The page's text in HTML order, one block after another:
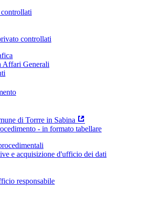
controllati
Affari Generali
di Torrre in Sabina
- in formato tabellare
e acquisizione d'ufficio dei dati
responsabile